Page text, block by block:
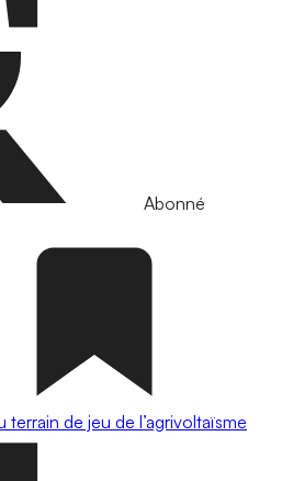
Abonné
de jeu de l’agrivoltaïsme